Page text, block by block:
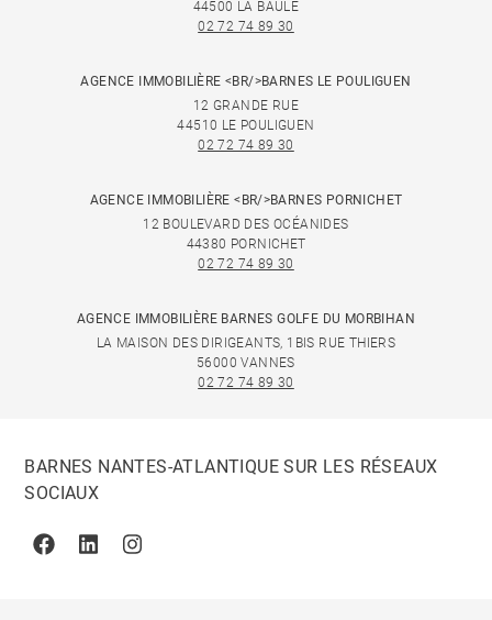
44500 LA BAULE
02 72 74 89 30
AGENCE IMMOBILIÈRE <BR/>BARNES LE POULIGUEN
12 GRANDE RUE
44510 LE POULIGUEN
02 72 74 89 30
AGENCE IMMOBILIÈRE <BR/>BARNES PORNICHET
12 BOULEVARD DES OCÉANIDES
44380 PORNICHET
02 72 74 89 30
AGENCE IMMOBILIÈRE BARNES GOLFE DU MORBIHAN
LA MAISON DES DIRIGEANTS, 1BIS RUE THIERS
56000 VANNES
02 72 74 89 30
BARNES NANTES-ATLANTIQUE SUR LES RÉSEAUX
SOCIAUX
FacebookLinkedinInstagram